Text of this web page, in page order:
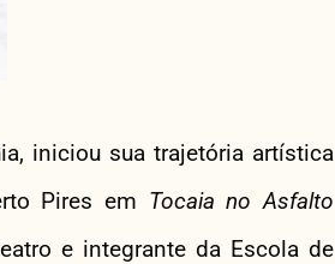
iniciou sua trajetória artística
Pires em Tocaia no Asfalto
e integrante da Escola de